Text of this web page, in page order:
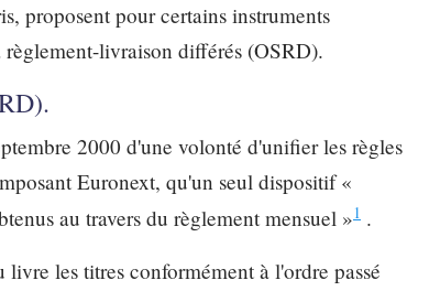
proposent pour certains instruments
règlement-livraison différés (OSRD).
2000 d'une volonté d'unifier les règles
Euronext, qu'un seul dispositif «
au travers du règlement mensuel »1 .
les titres conformément à l'ordre passé